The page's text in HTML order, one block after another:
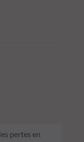
pertes en